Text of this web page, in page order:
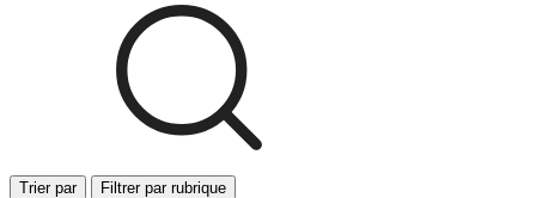
Trier par Filtrer par rubrique